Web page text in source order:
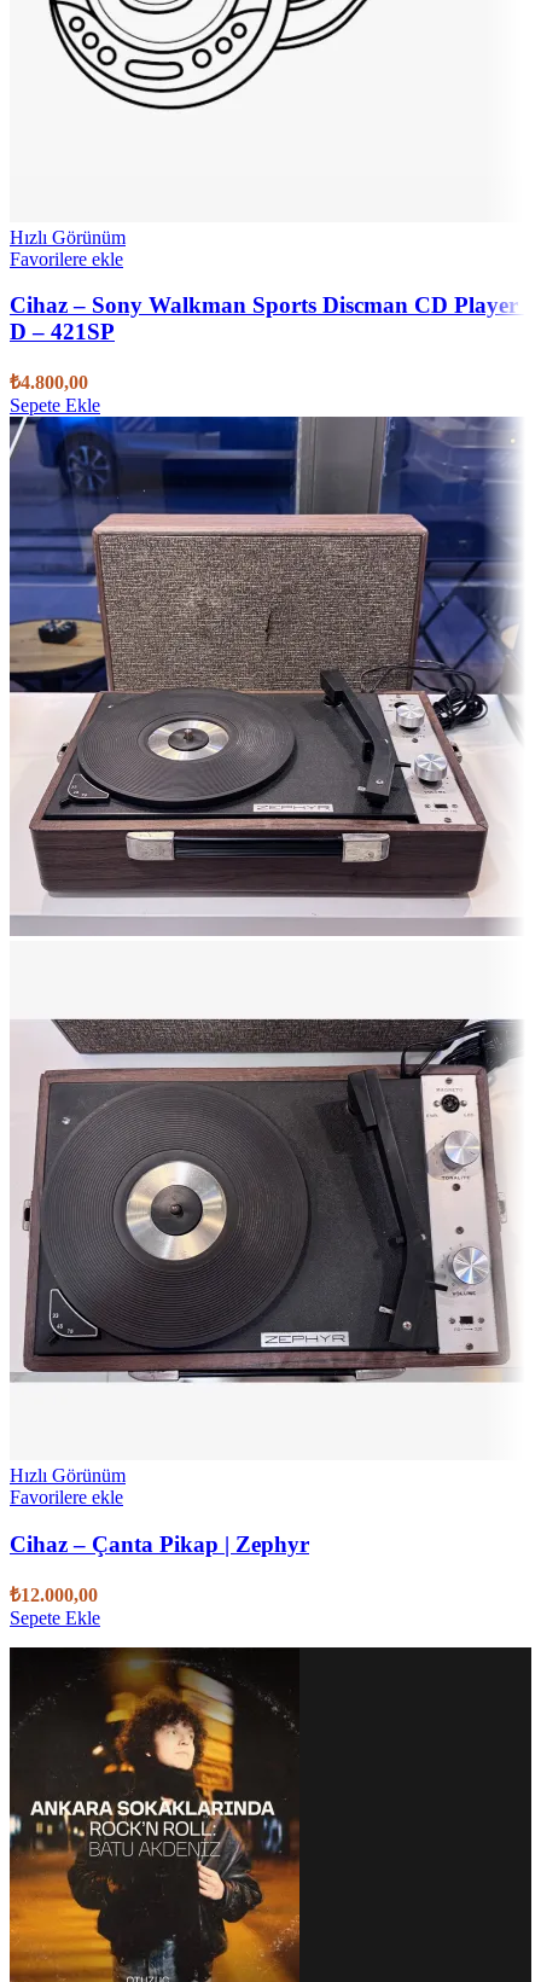
Hızlı Görünüm
Favorilere ekle
Cihaz – Sony Walkman Sports Discman CD Player |
D – 421SP
₺4.800,00
Sepete Ekle
Hızlı Görünüm
Favorilere ekle
Cihaz – Çanta Pikap | Zephyr
₺12.000,00
Sepete Ekle